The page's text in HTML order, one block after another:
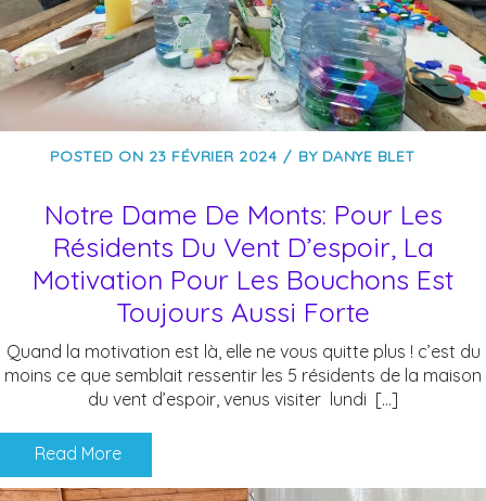
POSTED ON 23 FÉVRIER 2024 BY DANYE BLET
Notre Dame De Monts: Pour Les
Résidents Du Vent D’espoir, La
Motivation Pour Les Bouchons Est
Toujours Aussi Forte
Quand la motivation est là, elle ne vous quitte plus ! c’est du
moins ce que semblait ressentir les 5 résidents de la maison
du vent d’espoir, venus visiter lundi […]
Read More